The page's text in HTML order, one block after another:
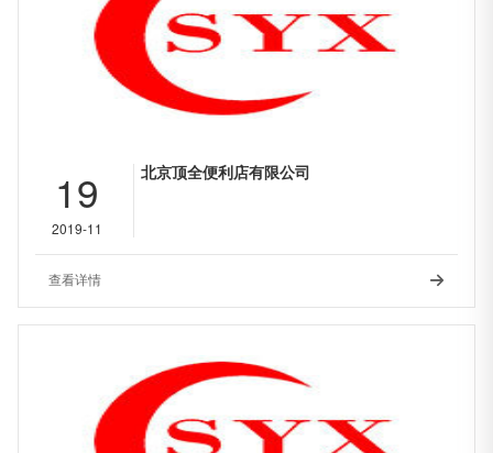
19
2019-11
北京顶全便利店有限公司
查看详情 